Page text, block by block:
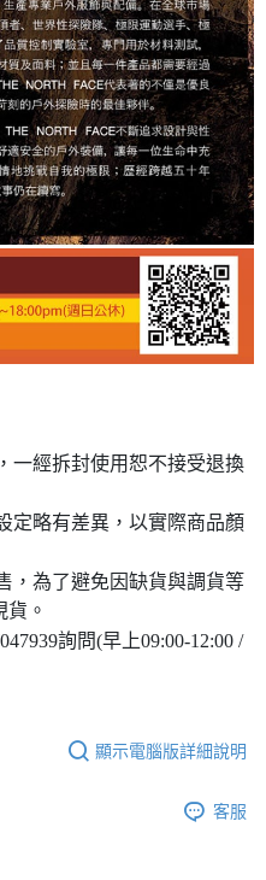
一經拆封使用恕不接受退換
定略有差異，以實際商品顏
，為了避免因缺貨與調貨等
。
詢問(早上09:00-12:00 /
顯示電腦版詳細說明
客服